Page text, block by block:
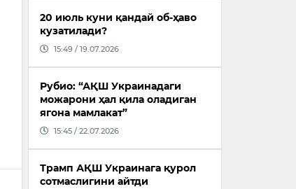
20 июль куни қандай об-ҳаво
кузатилади?
15:49 / 19.07.2026
Рубио: “АҚШ Украинадаги
можарони ҳал қила оладиган
ягона мамлакат”
15:45 / 22.07.2026
Трамп АҚШ Украинага қурол
сотмаслигини айтди